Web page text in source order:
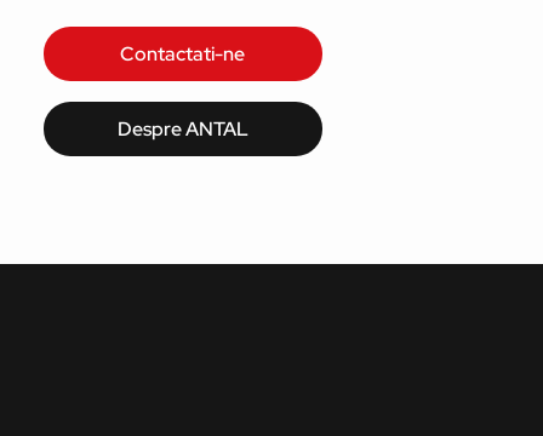
Contactati-ne
Despre ANTAL